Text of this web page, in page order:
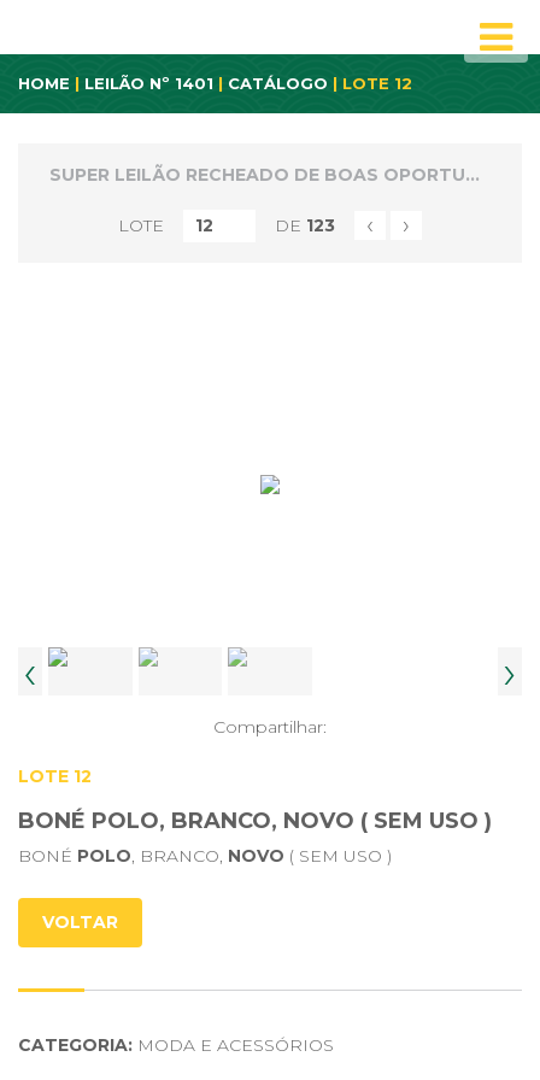
HOME | LEILÃO Nº 1401 | CATÁLOGO | LOTE 12
SUPER LEILÃO RECHEADO DE BOAS OPORTUNIDADES E VARIEDADES
LOTE DE 123 ‹ ›
‹ ›
Compartilhar:
LOTE 12
BONÉ POLO, BRANCO, NOVO ( SEM USO )
BONÉ POLO, BRANCO, NOVO ( SEM USO )
VOLTAR
CATEGORIA: MODA E ACESSÓRIOS